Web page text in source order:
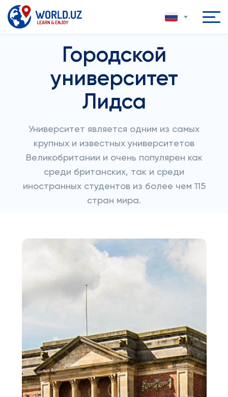
Городской
университет
Лидса
Университет является одним из самых
крупных и известных университетов
Великобритании и очень популярен как
среди британских, так и среди
иностранных студентов из более чем 115
стран мира.